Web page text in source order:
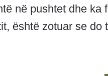
në pushtet dhe
është zotuar se do